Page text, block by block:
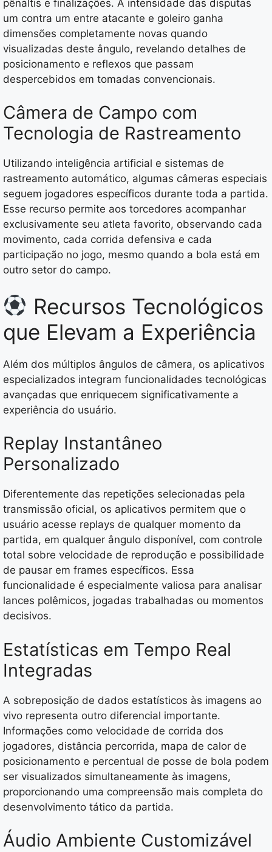
pênaltis e finalizações. A intensidade das disputas
um contra um entre atacante e goleiro ganha
dimensões completamente novas quando
visualizadas deste ângulo, revelando detalhes de
posicionamento e reflexos que passam
despercebidos em tomadas convencionais.
Câmera de Campo com
Tecnologia de Rastreamento
Utilizando inteligência artificial e sistemas de
rastreamento automático, algumas câmeras especiais
seguem jogadores específicos durante toda a partida.
Esse recurso permite aos torcedores acompanhar
exclusivamente seu atleta favorito, observando cada
movimento, cada corrida defensiva e cada
participação no jogo, mesmo quando a bola está em
outro setor do campo.
Recursos Tecnológicos
que Elevam a Experiência
Além dos múltiplos ângulos de câmera, os aplicativos
especializados integram funcionalidades tecnológicas
avançadas que enriquecem significativamente a
experiência do usuário.
Replay Instantâneo
Personalizado
Diferentemente das repetições selecionadas pela
transmissão oficial, os aplicativos permitem que o
usuário acesse replays de qualquer momento da
partida, em qualquer ângulo disponível, com controle
total sobre velocidade de reprodução e possibilidade
de pausar em frames específicos. Essa
funcionalidade é especialmente valiosa para analisar
lances polêmicos, jogadas trabalhadas ou momentos
decisivos.
Estatísticas em Tempo Real
Integradas
A sobreposição de dados estatísticos às imagens ao
vivo representa outro diferencial importante.
Informações como velocidade de corrida dos
jogadores, distância percorrida, mapa de calor de
posicionamento e percentual de posse de bola podem
ser visualizados simultaneamente às imagens,
proporcionando uma compreensão mais completa do
desenvolvimento tático da partida.
Áudio Ambiente Customizável